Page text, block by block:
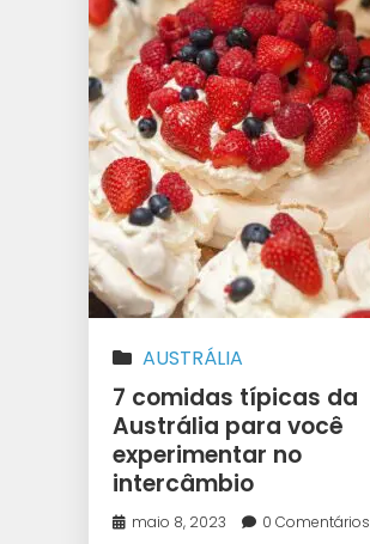
AUSTRÁLIA
7 comidas típicas da
Austrália para você
experimentar no
intercâmbio
maio 8, 2023 0 Comentários